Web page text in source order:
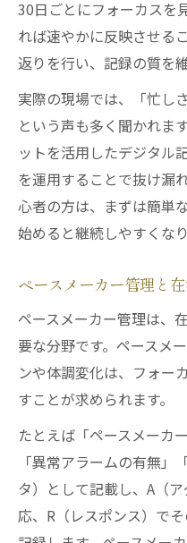
30日ごとにフォーカスを
れば速やかに反映させる
返りを行い、記録の質を
実際の現場では、「忙し
という声も多く聞かれま
ットを活用したデジタル
を運用することで抜け漏
心者の方は、まずは簡単
始めると継続しやすくなり
ペースメーカー管理と
ペースメーカー管理は、
要な分野です。ペースメ
ンや体調変化は、フォー
すことが求められます。
たとえば「ペースメーカ
「異常アラームの有無」
タ）として記載し、A（
応、R（レスポンス）で